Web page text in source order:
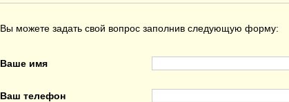
Вы можете задать свой вопрос заполнив следующую форму:
Ваше имя
Ваш телефон